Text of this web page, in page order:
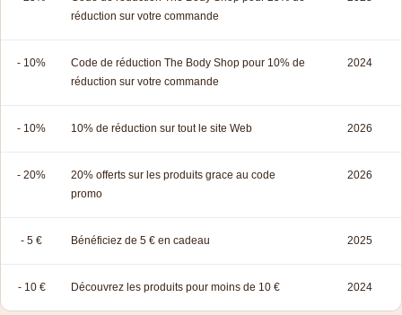
réduction sur votre commande
- 10%
Code de réduction The Body Shop pour 10% de
réduction sur votre commande
2024
- 10% 10% de réduction sur tout le site Web 2026
- 20%
20% offerts sur les produits grace au code
promo
2026
- 5 € Bénéficiez de 5 € en cadeau 2025
- 10 € Découvrez les produits pour moins de 10 € 2024